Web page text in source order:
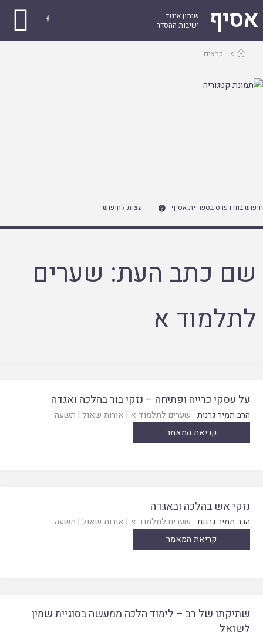
אסיף
שנתון איגוד
ישיבות ההסדר

עמודקבצים
חיפוש בוורדפרס בספריית אסיף  עצות לחיפוש
שם כתב העת: שערים
לתלמוד א
על עסקי כרייה ופתיחה – נזקי בור בהלכה ואגדה
הרב תמיר גרנות שערים לתלמוד א | אורות שאול | תשעה
קריאת המאמר
נזקי אש בהלכה ובאגדה
הרב תמיר גרנות שערים לתלמוד א | אורות שאול | תשעה
קריאת המאמר
שתיקתו של רב – לימוד הלכה ממעשה בסוגיית שמין
לשואל